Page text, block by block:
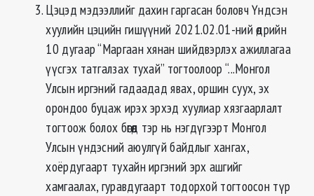
Цэцэд мэдээллийг дахин гаргасан боловч Үндсэн
хуулийн цэцийн гишүүний 2021.02.01-ний өдрийн
10 дугаар “Маргаан хянан шийдвэрлэх ажиллагаа
үүсгэх татгалзах тухай” тогтоолоор “...Монгол
Улсын иргэний гадаадад явах, оршин суух, эх
орондоо буцаж ирэх эрхэд хуулиар хязгаарлалт
тогтоож болох бөгөөд тэр нь нэгдүгээрт Монгол
Улсын үндэсний аюулгүй байдлыг хангах,
хоёрдугаарт тухайн иргэний эрх ашгийг
хамгаалах, гуравдугаарт тодорхой тогтоосон түр